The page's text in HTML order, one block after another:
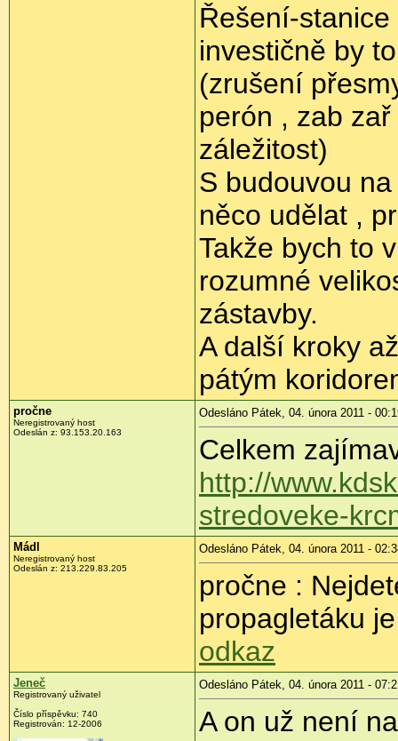
Řešení-
investičně by
(zrušení
perón , zab
záležitost)
S budouvou
něco udělat ,
Takže bych to
rozumné
zástavby.
A další kroky
pátým
pročne
Neregistrovaný host
Odeslán z: 93.153.20.163
Odesláno Pátek, 04. února 2011 -
Celkem
http://
stredoveke-
Mádl
Neregistrovaný host
Odeslán z: 213.229.83.205
Odesláno Pátek, 04. února 2011 -
pročne :
propagletáku
odkaz
Jeneč
Registrovaný uživatel
Číslo příspěvku: 740
Registrován: 12-2006
Odesláno Pátek, 04. února 2011 -
A on už není